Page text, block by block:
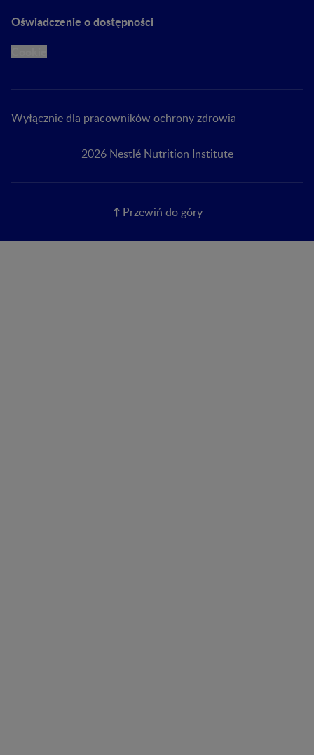
Oświadczenie o dostępności
Wyłącznie dla pracowników ochrony zdrowia
2026 Nestlé Nutrition Institute
Przewiń do góry